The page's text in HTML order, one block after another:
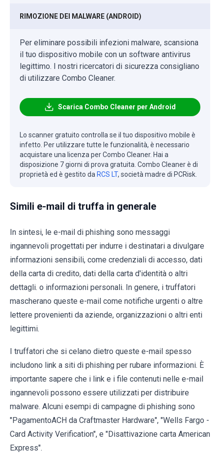
RIMOZIONE DEI MALWARE (ANDROID)
Per eliminare possibili infezioni malware, scansiona
il tuo dispositivo mobile con un software antivirus
legittimo. I nostri ricercatori di sicurezza consigliano
di utilizzare Combo Cleaner.
Scarica Combo Cleaner per Android
Lo scanner gratuito controlla se il tuo dispositivo mobile è
infetto. Per utilizzare tutte le funzionalità, è necessario
acquistare una licenza per Combo Cleaner. Hai a
disposizione 7 giorni di prova gratuita. Combo Cleaner è di
proprietà ed è gestito da RCS LT, società madre di PCRisk.
Simili e-mail di truffa in generale
In sintesi, le e-mail di phishing sono messaggi
ingannevoli progettati per indurre i destinatari a divulgare
informazioni sensibili, come credenziali di accesso, dati
della carta di credito, dati della carta d'identità o altri
dettagli. o informazioni personali. In genere, i truffatori
mascherano queste e-mail come notifiche urgenti o altre
lettere provenienti da aziende, organizzazioni o altri enti
legittimi.
I truffatori che si celano dietro queste e-mail spesso
includono link a siti di phishing per rubare informazioni. È
importante sapere che i link e i file contenuti nelle e-mail
ingannevoli possono essere utilizzati per distribuire
malware. Alcuni esempi di campagne di phishing sono
"PagamentoACH da Craftmaster Hardware", "Wells Fargo -
Card Activity Verification", e "Disattivazione carta American
Express".